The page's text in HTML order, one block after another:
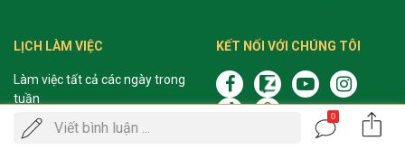
Viết bình luận ...
0
LỊCH LÀM VIỆC
Làm việc tất cả các ngày trong
tuần
Sáng: 8h - 12h
KẾT NỐI VỚI CHÚNG TÔI
Gọi
ĐẶT LỊCH KHÁM